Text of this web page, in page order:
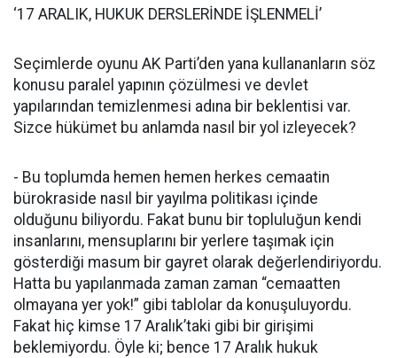
‘17 ARALIK, HUKUK DERSLERİNDE İŞLENMELİ’
Seçimlerde oyunu AK Parti’den yana kullananların söz
konusu paralel yapının çözülmesi ve devlet
yapılarından temizlenmesi adına bir beklentisi var.
Sizce hükümet bu anlamda nasıl bir yol izleyecek?
- Bu toplumda hemen hemen herkes cemaatin
bürokraside nasıl bir yayılma politikası içinde
olduğunu biliyordu. Fakat bunu bir topluluğun kendi
insanlarını, mensuplarını bir yerlere taşımak için
gösterdiği masum bir gayret olarak değerlendiriyordu.
Hatta bu yapılanmada zaman zaman “cemaatten
olmayana yer yok!” gibi tablolar da konuşuluyordu.
Fakat hiç kimse 17 Aralık’taki gibi bir girişimi
beklemiyordu. Öyle ki; bence 17 Aralık hukuk